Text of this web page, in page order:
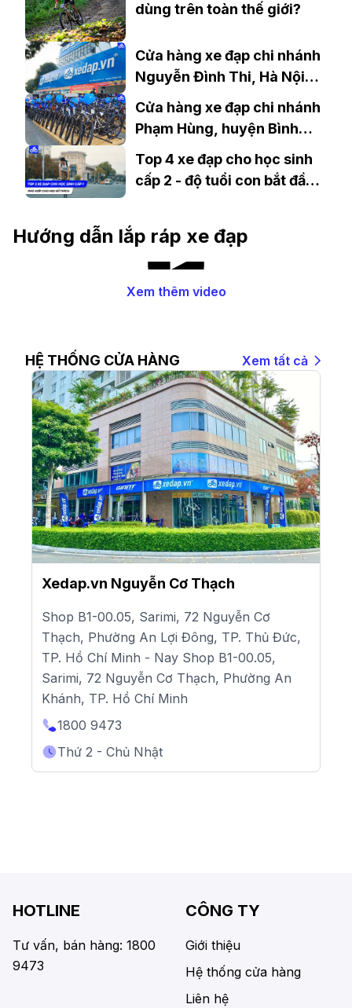
dùng trên toàn thế giới?
Cửa hàng xe đạp chi nhánh
Nguyễn Đình Thi, Hà Nội
chất lượng
Cửa hàng xe đạp chi nhánh
Phạm Hùng, huyện Bình
Chánh, TP.HCM
Top 4 xe đạp cho học sinh
cấp 2 - độ tuổi con bắt đầu
Hướng dẫn lắp ráp xe đạp
Xem thêm video
HỆ THỐNG CỬA HÀNG Xem tất cả
Xedap.vn Nguyễn Cơ Thạch
Shop B1-00.05, Sarimi, 72 Nguyễn Cơ
Thạch, Phường An Lợi Đông, TP. Thủ Đức,
TP. Hồ Chí Minh - Nay Shop B1-00.05,
Sarimi, 72 Nguyễn Cơ Thạch, Phường An
Khánh, TP. Hồ Chí Minh
1800 9473
Thứ 2 - Chủ Nhật
HOTLINE
Tư vấn, bán hàng: 1800
9473
CÔNG TY
Giới thiệu
Hệ thống cửa hàng
Liên hệ